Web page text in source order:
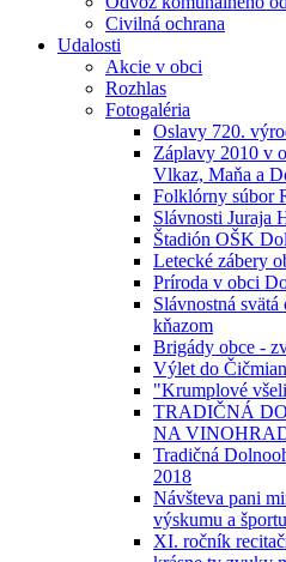
Civilná ochrana
Udalosti
Akcie v obci
Rozhlas
Fotogaléria
Oslavy 720.
Záplavy 2010 v
Vlkaz, Maňa a
Folklórny súbor
Slávnosti Juraja
Štadión OŠK
Letecké zábery
Príroda v obci
Slávnostná
kňazom
Brigády obce -
Výlet do Čičmian
"Krumplové
TRADIČNÁ
NA
Tradičná
2018
Návšteva pani
výskumu a
XI. ročník